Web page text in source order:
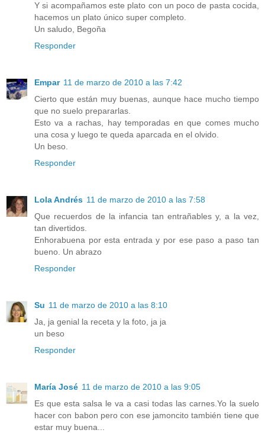
Y si acompañamos este plato con un poco de pasta cocida,
hacemos un plato único super completo.
Un saludo, Begoña
Responder
Empar 11 de marzo de 2010 a las 7:42
Cierto que están muy buenas, aunque hace mucho tiempo
que no suelo prepararlas.
Esto va a rachas, hay temporadas en que comes mucho
una cosa y luego te queda aparcada en el olvido.
Un beso.
Responder
Lola Andrés 11 de marzo de 2010 a las 7:58
Que recuerdos de la infancia tan entrañables y, a la vez,
tan divertidos.
Enhorabuena por esta entrada y por ese paso a paso tan
bueno. Un abrazo
Responder
Su 11 de marzo de 2010 a las 8:10
Ja, ja genial la receta y la foto, ja ja
un beso
Responder
María José 11 de marzo de 2010 a las 9:05
Es que esta salsa le va a casi todas las carnes.Yo la suelo
hacer con babon pero con ese jamoncito también tiene que
estar muy buena...